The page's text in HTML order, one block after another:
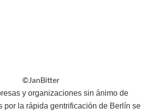
©JanBitter
y organizaciones sin ánimo de
por la rápida gentrificación de Berlín se